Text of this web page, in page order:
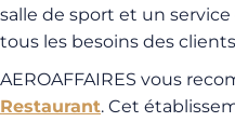
salle de sport et un
tous les besoins des
AEROAFFAIRES vous
Restaurant. Cet